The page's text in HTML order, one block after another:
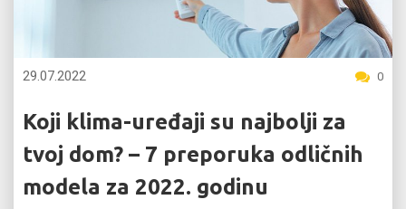
29.07.2022 0
Koji klima-uređaji su najbolji za
tvoj dom? – 7 preporuka odličnih
modela za 2022. godinu